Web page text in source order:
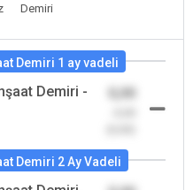
Demiri
Demiri 1 ay vadeli
Demiri -
0,00
Demiri 2 Ay Vadeli